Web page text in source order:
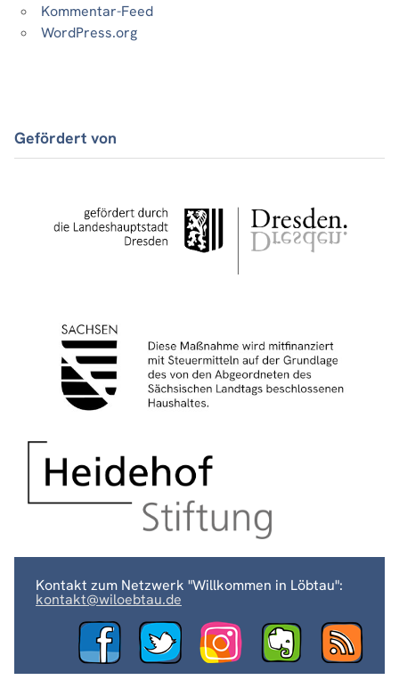
Kommentar-Feed
WordPress.org
Gefördert von
Kontakt zum Netzwerk "Willkommen in Löbtau":
kontakt@wiloebtau.de